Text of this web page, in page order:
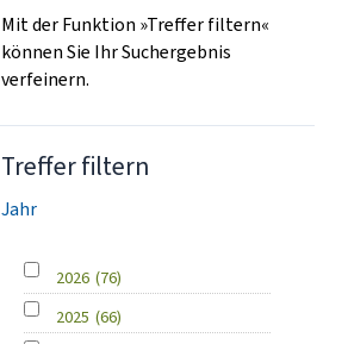
Mit der Funktion »Treffer filtern«
können Sie Ihr Suchergebnis
verfeinern.
Treffer filtern
Jahr
2026 (76)
2025 (66)